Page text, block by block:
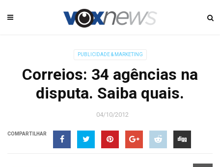
PUBLICIDADE & MARKETING
Correios: 34 agências na
disputa. Saiba quais.
04/10/2012
COMPARTILHAR